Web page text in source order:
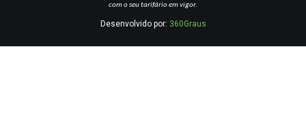
com o seu tarifário em vigor.
Desenvolvido por: 360Graus